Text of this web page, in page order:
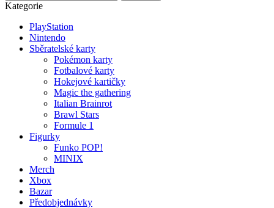
Kategorie
PlayStation
Nintendo
Sběratelské karty
Pokémon karty
Fotbalové karty
Hokejové kartičky
Magic the gathering
Italian Brainrot
Brawl Stars
Formule 1
Figurky
Funko POP!
MINIX
Merch
Xbox
Bazar
Předobjednávky